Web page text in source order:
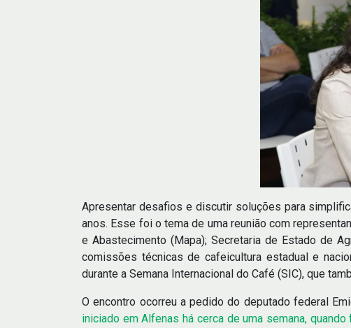
Apresentar desafios e discutir soluções para
anos. Esse foi o tema de uma reunião com
e Abastecimento (Mapa); Secretaria de Estado de
comissões técnicas de cafeicultura estadual e
durante a Semana Internacional do Café (SIC), que
O encontro ocorreu a pedido do deputado federal
iniciado em Alfenas há cerca de uma semana,